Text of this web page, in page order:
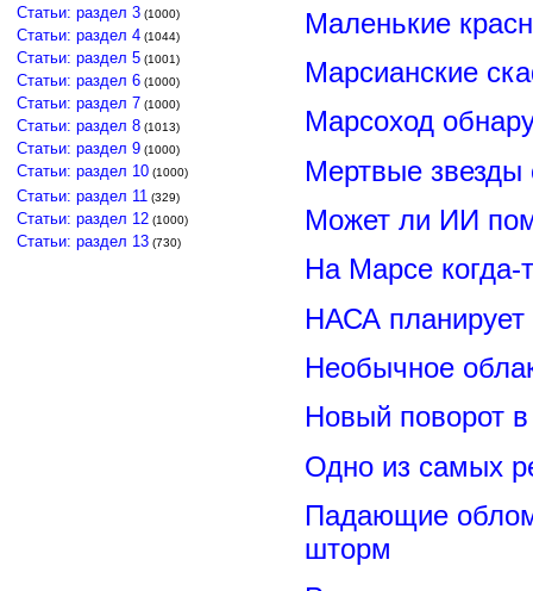
Статьи: раздел 3 (1000)
Статьи: раздел 4 (1044)
Статьи: раздел 5 (1001)
Статьи: раздел 6 (1000)
Статьи: раздел 7 (1000)
Статьи: раздел 8 (1013)
Статьи: раздел 9 (1000)
Статьи: раздел 10 (1000)
Статьи: раздел 11 (329)
Статьи: раздел 12 (1000)
Статьи: раздел 13 (730)
Маленькие
Марсианские
Марсоход
Мертвые звезды
Может ли ИИ
На Марсе когда-
НАСА
Необычное
Новый поворот
Одно из самых
Падающие
шторм